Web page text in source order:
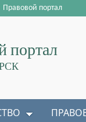
портал
Правовой портал